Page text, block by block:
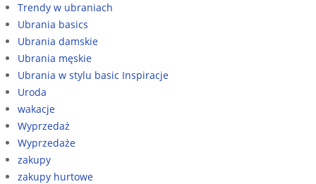
Trendy w ubraniach
Ubrania basics
Ubrania damskie
Ubrania męskie
Ubrania w stylu basic Inspiracje
Uroda
wakacje
Wyprzedaż
Wyprzedaże
zakupy
zakupy hurtowe